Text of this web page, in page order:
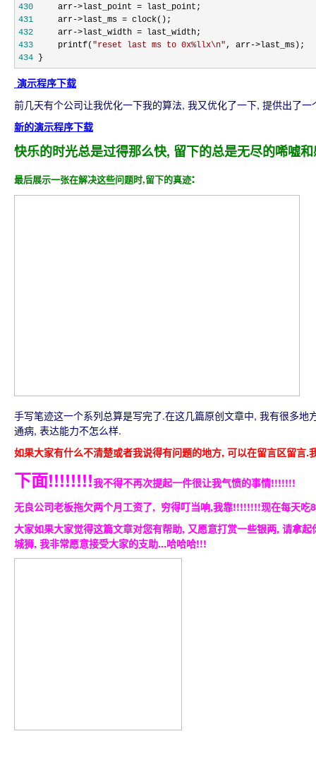
430
     arr->last_point =
431
     arr->last_ms =
432
     arr->last_width =
433
     printf(
"reset last ms to 0x%llx\n", arr->
434 }
演示程序下载
前几天有个公司让我优化一下我的算法, 我又优化了一下, 提供出了一
新的演示程序下载
快乐的时光总是过得那么快, 留下的总是无尽的唏嘘
最后展示一张在解决这些问题时,留下的真迹:
手写笔迹这一个系列总算是写完了.在这几篇原创文章中, 我有很多
通病, 表达能力不怎么样.
如果大家有什么不清楚或者我说得有问题的地方, 可以在留言区留言.
下面!!!!!!!!我不得不再次提起一件很让我气愤的事情!!!!!!!
无良公司老板拖欠两个月工资了, 穷得叮当响,我靠!!!!!!!!现在每天吃
大家如果大家觉得这篇文章对您有帮助, 又愿意打赏一些银两, 请拿
城狮, 我非常愿意接受大家的支助...哈哈哈!!!